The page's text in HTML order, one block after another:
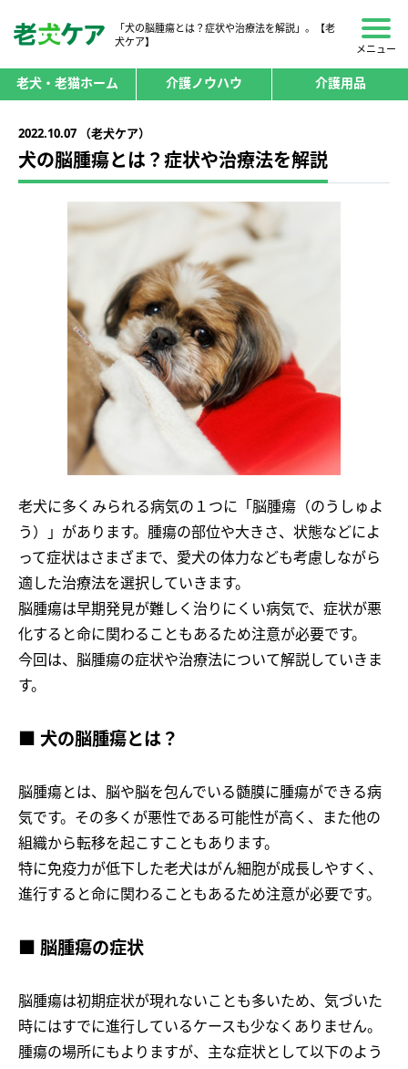
「犬の脳腫瘍とは？症状や治療法を解説」。【老
犬ケア】
メニュー
老犬・老猫ホーム 介護ノウハウ 介護用品
2022.10.07 （老犬ケア）
犬の脳腫瘍とは？症状や治療法を解説
老犬に多くみられる病気の１つに「脳腫瘍（のうしゅよ
う）」があります。腫瘍の部位や大きさ、状態などによ
って症状はさまざまで、愛犬の体力なども考慮しながら
適した治療法を選択していきます。
脳腫瘍は早期発見が難しく治りにくい病気で、症状が悪
化すると命に関わることもあるため注意が必要です。
今回は、脳腫瘍の症状や治療法について解説していきま
す。
■ 犬の脳腫瘍とは？
脳腫瘍とは、脳や脳を包んでいる髄膜に腫瘍ができる病
気です。その多くが悪性である可能性が高く、また他の
組織から転移を起こすこともあります。
特に免疫力が低下した老犬はがん細胞が成長しやすく、
進行すると命に関わることもあるため注意が必要です。
■ 脳腫瘍の症状
脳腫瘍は初期症状が現れないことも多いため、気づいた
時にはすでに進行しているケースも少なくありません。
腫瘍の場所にもよりますが、主な症状として以下のよう